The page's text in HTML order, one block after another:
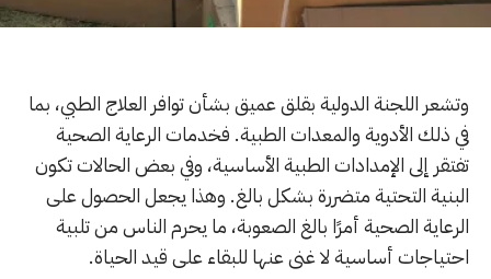
وتشعر اللجنة الدولية بقلق عميق بشأن توافر العلاج الطبي، بما
في ذلك الأدوية والمعدات الطبية. فخدمات الرعاية الصحية
تفتقر إلى الإمدادات الطبية الأساسية، وفي بعض الحالات تكون
البنية التحتية متضررة بشكل بالغ. وهذا يجعل الحصول على
الرعاية الصحية أمرًا بالغ الصعوبة، ما يحرم الناس من تلبية
احتياجات أساسية لا غنى عنها للبقاء على قيد الحياة.